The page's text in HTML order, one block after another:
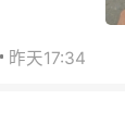
昨天17:34